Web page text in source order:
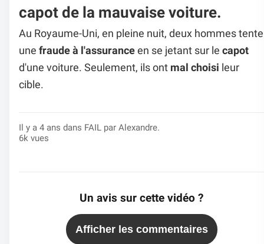
capot de la mauvaise voiture.
Au Royaume-Uni, en pleine nuit, deux hommes tente
une fraude à l'assurance en se jetant sur le capot
d'une voiture. Seulement, ils ont mal choisi leur
cible.
Il y a 4 ans dans FAIL par Alexandre.
6k vues
Un avis sur cette vidéo ?
Afficher les commentaires